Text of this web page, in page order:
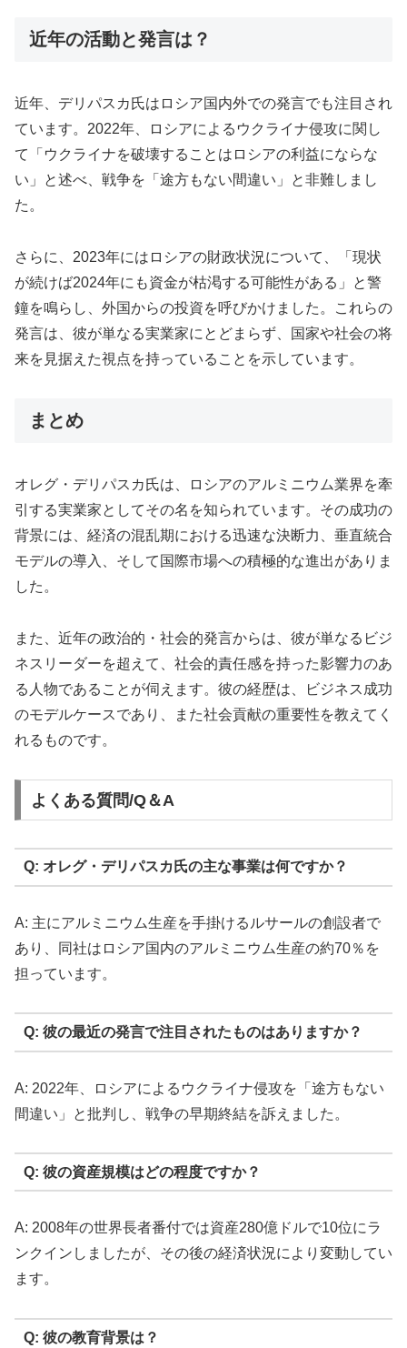
近年の活動と発言は？
近年、デリパスカ氏はロシア国内外での発言でも注目され
ています。2022年、ロシアによるウクライナ侵攻に関し
て「ウクライナを破壊することはロシアの利益にならな
い」と述べ、戦争を「途方もない間違い」と非難しまし
た。
さらに、2023年にはロシアの財政状況について、「現状
が続けば2024年にも資金が枯渇する可能性がある」と警
鐘を鳴らし、外国からの投資を呼びかけました。これらの
発言は、彼が単なる実業家にとどまらず、国家や社会の将
来を見据えた視点を持っていることを示しています。
まとめ
オレグ・デリパスカ氏は、ロシアのアルミニウム業界を牽
引する実業家としてその名を知られています。その成功の
背景には、経済の混乱期における迅速な決断力、垂直統合
モデルの導入、そして国際市場への積極的な進出がありま
した。
また、近年の政治的・社会的発言からは、彼が単なるビジ
ネスリーダーを超えて、社会的責任感を持った影響力のあ
る人物であることが伺えます。彼の経歴は、ビジネス成功
のモデルケースであり、また社会貢献の重要性を教えてく
れるものです。
よくある質問/Q＆A
Q: オレグ・デリパスカ氏の主な事業は何ですか？
A: 主にアルミニウム生産を手掛けるルサールの創設者で
あり、同社はロシア国内のアルミニウム生産の約70％を
担っています。
Q: 彼の最近の発言で注目されたものはありますか？
A: 2022年、ロシアによるウクライナ侵攻を「途方もない
間違い」と批判し、戦争の早期終結を訴えました。
Q: 彼の資産規模はどの程度ですか？
A: 2008年の世界長者番付では資産280億ドルで10位にラ
ンクインしましたが、その後の経済状況により変動してい
ます。
Q: 彼の教育背景は？